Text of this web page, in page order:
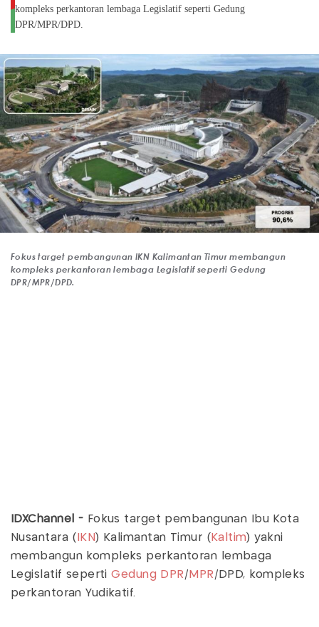
kompleks perkantoran lembaga Legislatif seperti Gedung
DPR/MPR/DPD.
Fokus target pembangunan IKN Kalimantan Timur membangun
kompleks perkantoran lembaga Legislatif seperti Gedung
DPR/MPR/DPD.
IDXChannel - Fokus target pembangunan Ibu Kota
Nusantara ( IKN ) Kalimantan Timur ( Kaltim) yakni
membangun kompleks perkantoran lembaga
Legislatif sepertiGedung DPR / MPR /DPD, kompleks
perkantoran Yudikatif.